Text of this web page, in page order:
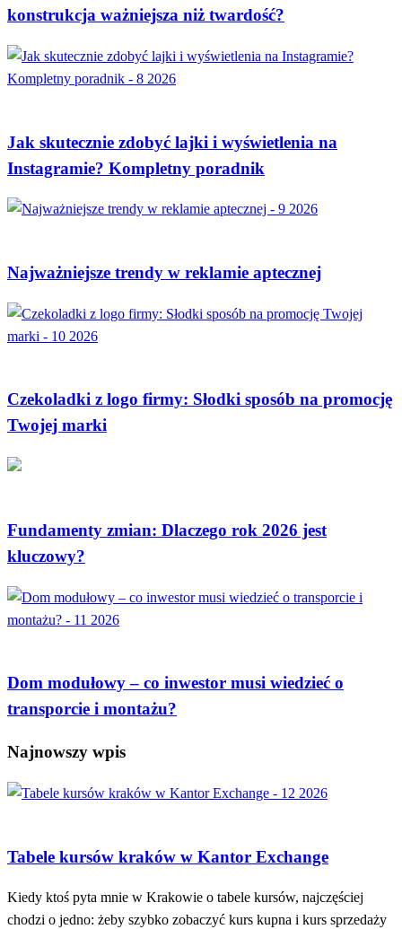
konstrukcja ważniejsza niż twardość?
Jak skutecznie zdobyć lajki i wyświetlenia na
Instagramie? Kompletny poradnik
Najważniejsze trendy w reklamie aptecznej
Czekoladki z logo firmy: Słodki sposób na promocję
Twojej marki
Fundamenty zmian: Dlaczego rok 2026 jest
kluczowy?
Dom modułowy – co inwestor musi wiedzieć o
transporcie i montażu?
Najnowszy wpis
Tabele kursów kraków w Kantor Exchange
Kiedy ktoś pyta mnie w Krakowie o tabele kursów, najczęściej
chodzi o jedno: żeby szybko zobaczyć kurs kupna i kurs sprzedaży